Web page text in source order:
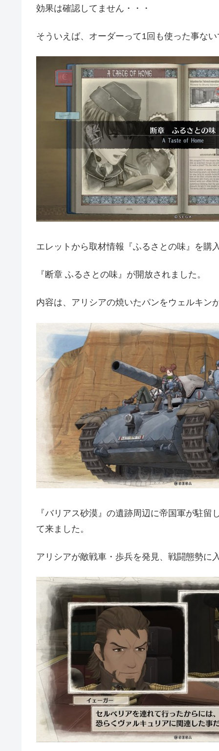
効果は確認してません・・・
そういえば、オーダーって1回も使った事な
エレットから取材情報『ふるさとの味』を購
『断章 ふるさとの味』が開放されました。
内容は、アリシアの焼いたパンをウェルキン
『バリアス砂漠』の遺跡周辺に帝国軍が駐
て来ました。
アリシアが敵戦車・歩兵を発見、戦闘態勢に